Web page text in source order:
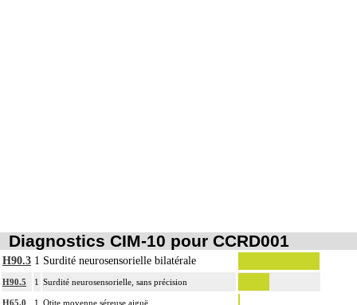
Diagnostics CIM-10 pour CCRD001
H90.3 1 Surdité neurosensorielle bilatérale
H90.5 1 Surdité neurosensorielle, sans précision
H65.0 1 Otite moyenne séreuse aiguë